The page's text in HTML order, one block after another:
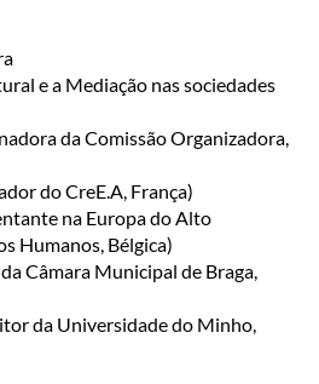
e a Mediação nas sociedades
da Comissão Organizadora,
do CreE.A, França)
na Europa do Alto
Humanos, Bélgica)
Câmara Municipal de Braga,
da Universidade do Minho,